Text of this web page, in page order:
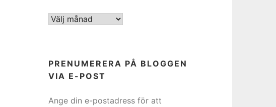
ARKIV
PRENUMERERA PÅ BLOGGEN
VIA E-POST
Ange din e-postadress för att